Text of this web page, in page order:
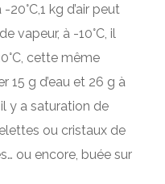
kg d’air peut
vapeur, à -10°C, il
cette même
15 g d’eau et 26 g à
y a saturation de
ou cristaux de
ou encore, buée sur